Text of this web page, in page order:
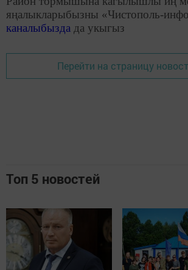
яңалыкларыбызны «Чистополь-
каналыбызда да укыгыз
Перейти на страницу
Топ 5 новостей